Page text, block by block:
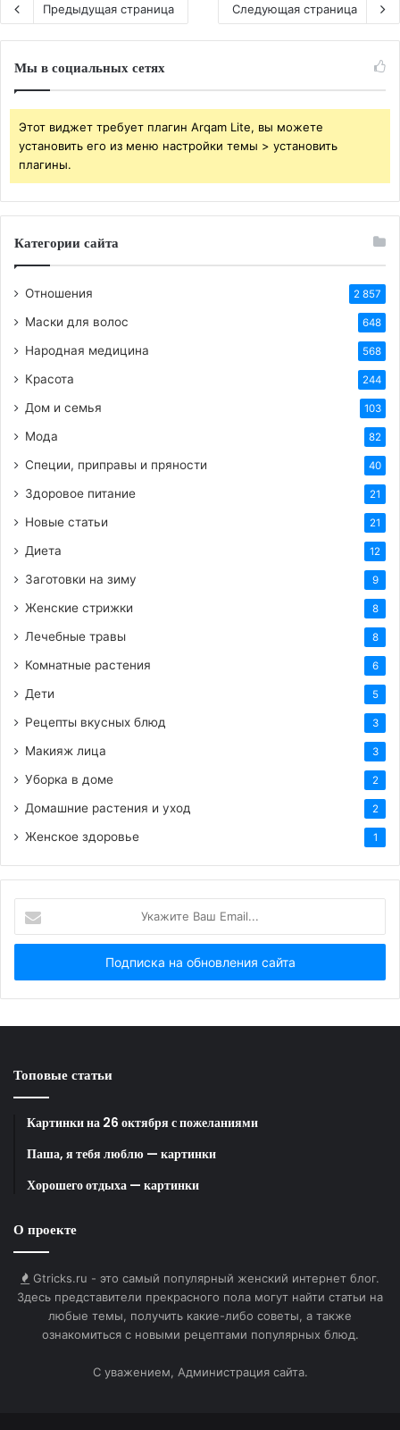
Предыдущая страница Следующая страница
Мы в социальных сетях
Этот виджет требует плагин Arqam Lite, вы можете
установить его из меню настройки темы > установить
плагины.
Категории сайта
Отношения 2 857
Маски для волос 648
Народная медицина 568
Красота 244
Дом и семья 103
Мода 82
Специи, приправы и пряности 40
Здоровое питание 21
Новые статьи 21
Диета 12
Заготовки на зиму 9
Женские стрижки 8
Лечебные травы 8
Комнатные растения 6
Дети 5
Рецепты вкусных блюд 3
Макияж лица 3
Уборка в доме 2
Домашние растения и уход 2
Женское здоровье 1
Ваш
Email...
Топовые статьи
Картинки на 26 октября с пожеланиями
Паша, я тебя люблю — картинки
Хорошего отдыха — картинки
О проекте
Gtricks.ru - это самый популярный женский интернет блог.
Здесь представители прекрасного пола могут найти статьи на
любые темы, получить какие-либо советы, а также
ознакомиться с новыми рецептами популярных блюд.
С уважением, Администрация сайта.